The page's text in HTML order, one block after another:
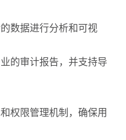
数据进行分析和可视
的审计报告，并支持导
权限管理机制，确保用